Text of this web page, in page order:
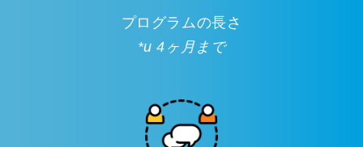
プログラムの長さ
*u 4ヶ月まで